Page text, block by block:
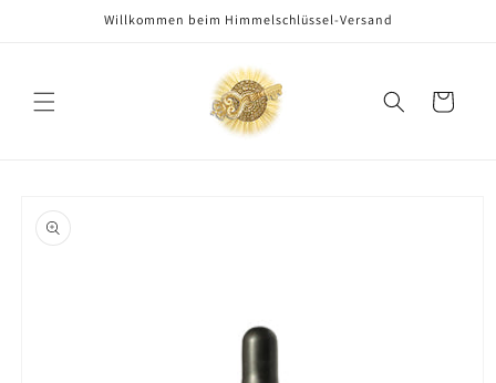
Willkommen beim Himmelschlüssel-Versand
Warenkorb